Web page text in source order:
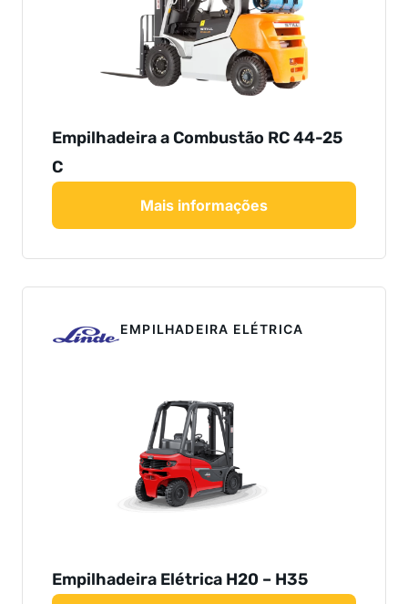
Empilhadeira a Combustão RC 44-25
C
Mais informações
EMPILHADEIRA ELÉTRICA
Empilhadeira Elétrica H20 – H35